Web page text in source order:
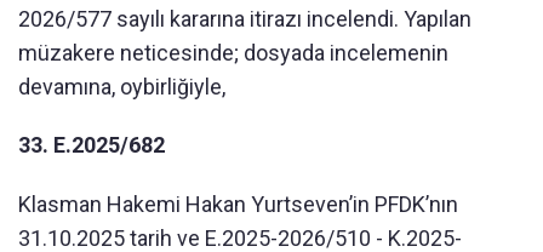
2026/577 sayılı kararına itirazı incelendi. Yapılan
müzakere neticesinde; dosyada incelemenin
devamına, oybirliğiyle,
33. E.2025/682
Klasman Hakemi Hakan Yurtseven’in PFDK’nın
31.10.2025 tarih ve E.2025-2026/510 - K.2025-